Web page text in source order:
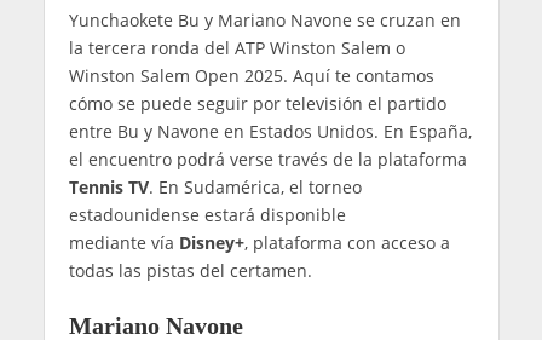
Yunchaokete Bu y Mariano Navone se cruzan en
la tercera ronda del ATP Winston Salem o
Winston Salem Open 2025. Aquí te contamos
cómo se puede seguir por televisión el partido
entre Bu y Navone en Estados Unidos. En España,
el encuentro podrá verse través de la plataforma
Tennis TV. En Sudamérica, el torneo
estadounidense estará disponible
mediante vía Disney+, plataforma con acceso a
todas las pistas del certamen.
Mariano Navone